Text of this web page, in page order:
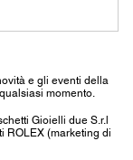
e gli eventi della
momento.
Gioielli due S.r.l
ROLEX (marketing di